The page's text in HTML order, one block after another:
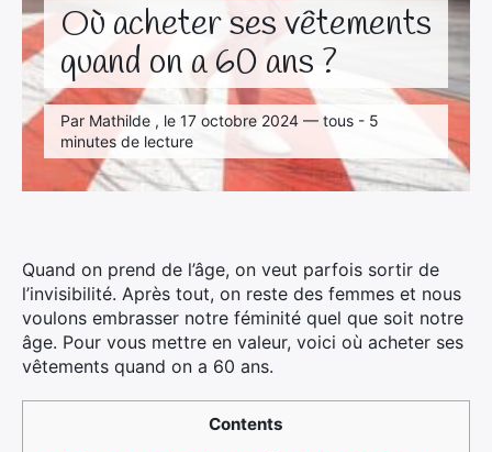
Où acheter ses vêtements
quand on a 60 ans ?
Par Mathilde , le 17 octobre 2024 — tous - 5
minutes de lecture
Quand on prend de l’âge, on veut parfois sortir de
l’invisibilité. Après tout, on reste des femmes et nous
voulons embrasser notre féminité quel que soit notre
âge. Pour vous mettre en valeur, voici où acheter ses
vêtements quand on a 60 ans.
Contents